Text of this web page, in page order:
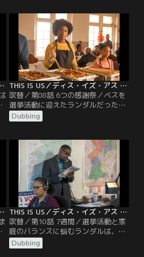
たいランダル。ある時ケヴィンが選
挙区に現れたことがきっかけで、巧
みな戦略をひらめく。父親の過去が
気になって仕方がないケヴィンは、
ゾーイに思い切った頼みごとをす
る。
ズン3 第07話／吹替
THIS IS US／ディス・イズ・アス シーズン3 第08話／吹替
吹替／第08話 6つの感謝祭／ベスを
選挙活動に迎えたランダルだった
が、選挙参謀とのあいだで意見が対
立する。ジャックはニックを自分の
クの態度は変わらない。ミゲルとレ
ベッカは感謝祭をミゲルの娘の家で
過ごすことに。しかし離婚後、母親
によってミゲルから遠ざけられてい
た息子は、2人に冷たく接する。
Dubbing
ズン3 第09話／吹替
THIS IS US／ディス・イズ・アス シーズン3 第10話／吹替
吹替／第10話 7週間／選挙活動と家
庭のバランスに悩むランダルは、ジ
ャックと交わした会話を思い出して
いた。そしてついに投票当日を迎え
Dubbing